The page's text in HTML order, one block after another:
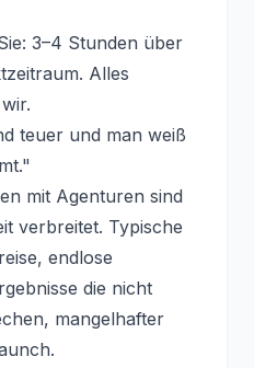
3–4 Stunden über
Alles
teuer und man weiß
mit Agenturen sind
verbreitet. Typische
endlose
die nicht
mangelhafter